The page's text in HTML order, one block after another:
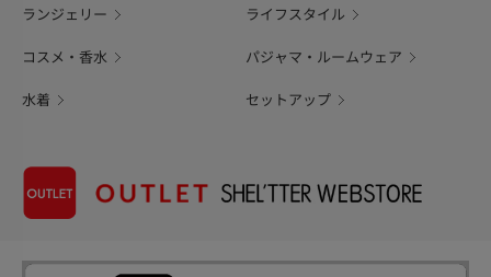
ランジェリー ライフスタイル
コスメ・香水 パジャマ・ルームウェア
水着 セットアップ